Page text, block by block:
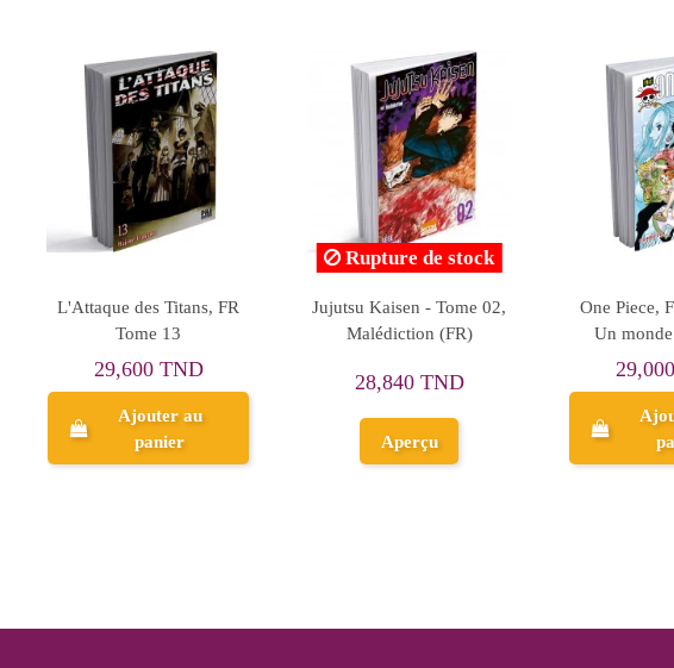
stock Rupture de stock
Dragon Ball, Edition
Originale FR, Tome 21 :
En route pour Namek !!
29,000 TND
L'Attaque des Titans, FR